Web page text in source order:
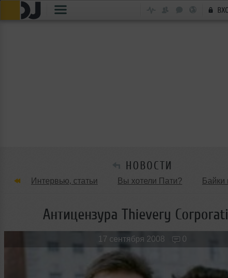
НОВОСТИ
Интервью, статьи Вы хотели Пати? Байки
Танцевальные стили Обзоры Вечеринок и
Новые лица Мужчина & Женщина
Антицензура Thievery
17 сентября 2008 0